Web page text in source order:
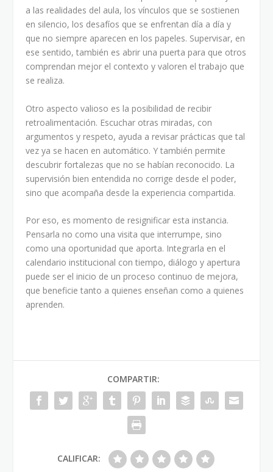
a las realidades del aula, los vínculos que se sostienen
en silencio, los desafíos que se enfrentan día a día y
que no siempre aparecen en los papeles. Supervisar, en
ese sentido, también es abrir una puerta para que otros
comprendan mejor el contexto y valoren el trabajo que
se realiza.
Otro aspecto valioso es la posibilidad de recibir
retroalimentación. Escuchar otras miradas, con
argumentos y respeto, ayuda a revisar prácticas que tal
vez ya se hacen en automático. Y también permite
descubrir fortalezas que no se habían reconocido. La
supervisión bien entendida no corrige desde el poder,
sino que acompaña desde la experiencia compartida.
Por eso, es momento de resignificar esta instancia.
Pensarla no como una visita que interrumpe, sino
como una oportunidad que aporta. Integrarla en el
calendario institucional con tiempo, diálogo y apertura
puede ser el inicio de un proceso continuo de mejora,
que beneficie tanto a quienes enseñan como a quienes
aprenden.
COMPARTIR:
CALIFICAR: